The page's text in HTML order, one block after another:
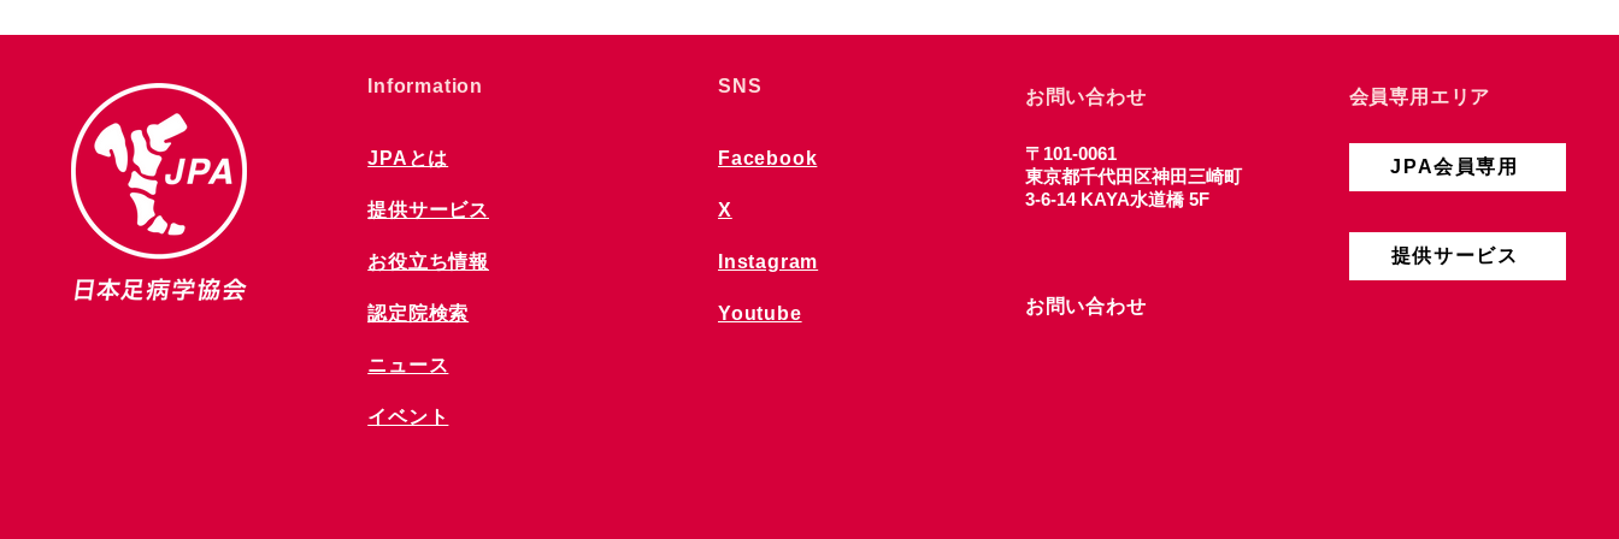
​Information
JPAとは
提供サービス
お役立ち情報
​認定院検索
ニュース
​イベント
SNS
Facebook
X
Instagram
Youtube
お問い合わせ
〒101-0061
東京都千代田区神田三崎町
3-6-14 KAYA水道橋 5F
お問い合わせ
会員専用エリア
JPA会員専用
提供サービス